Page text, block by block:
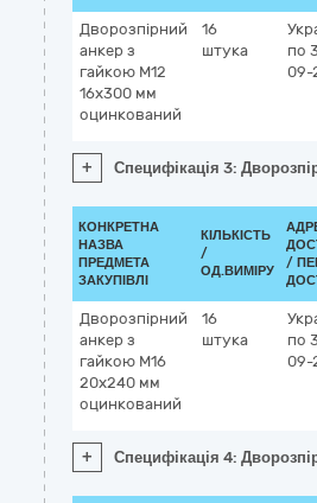
Дворозпірний
анкер з
гайкою M12
16x300 мм
оцинкований
16
штука
по
09-
+ Специфікація 3:
КОНКРЕТНА
НАЗВА
ПРЕДМЕТА
ЗАКУПІВЛІ
КІЛЬКІСТЬ
/
ОД.ВИМІРУ
/
Дворозпірний
анкер з
гайкою M16
20x240 мм
оцинкований
16
штука
по
09-
+ Специфікація 4: